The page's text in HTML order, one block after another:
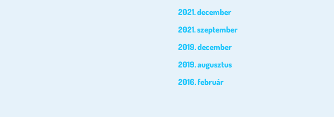
2021. december
2021. szeptember
2019. december
2019. augusztus
2016. február